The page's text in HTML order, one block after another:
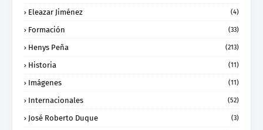
Eleazar Jiménez (4)
Formación (33)
Henys Peña (213)
Historia (11)
Imágenes (11)
Internacionales (52)
José Roberto Duque (3)